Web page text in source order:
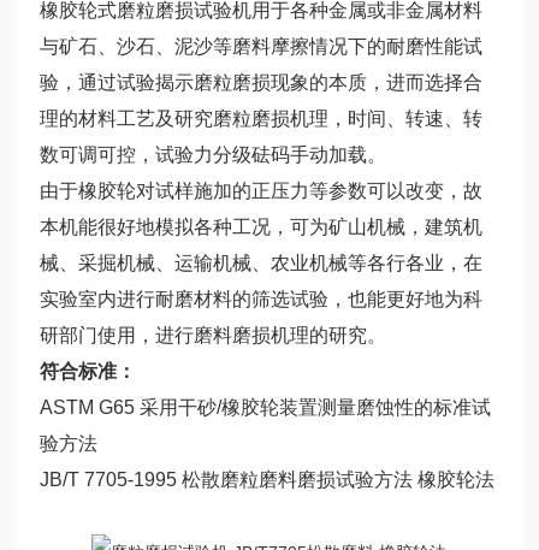
橡胶轮式磨粒磨损试验机用于各种金属或非金属材料
与矿石、沙石、泥沙等磨料摩擦情况下的耐磨性能试
验，通过试验揭示磨粒磨损现象的本质，进而选择合
理的材料工艺及研究磨粒磨损机理，时间、转速、转
数可调可控，试验力分级砝码手动加载。
由于橡胶轮对试样施加的正压力等参数可以改变，故
本机能很好地模拟各种工况，可为矿山机械，建筑机
械、采掘机械、运输机械、农业机械等各行各业，在
实验室内进行耐磨材料的筛选试验，也能更好地为科
研部门使用，进行磨料磨损机理的研究。
符合标准：
ASTM G65 采用干砂/橡胶轮装置测量磨蚀性的标准试
验方法
JB/T 7705-1995 松散磨粒磨料磨损试验方法 橡胶轮法